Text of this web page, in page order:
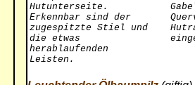
Hutunterseite.
Erkennbar sind der
zugespitzte Stiel und
die etwas
herablaufenden
Leisten.